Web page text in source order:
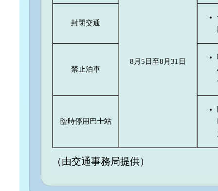
8月5日至8月31日
封閉交通
禁止泊車
臨時停用巴士站
（由交通事務局提供）